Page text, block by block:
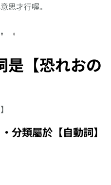
思才行喔。
是【恐れおの
分類屬於【自動詞】